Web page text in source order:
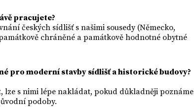
pracujete?
českých sídlišť s našimi sousedy (Německo,
chráněné a památkově hodnotné obytné
pro moderní stavby sídlišť a historické budovy?
lze s nimi lépe nakládat, pokud důkladněji poznáme
podoby.